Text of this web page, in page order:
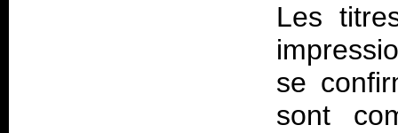
Les
se
sont